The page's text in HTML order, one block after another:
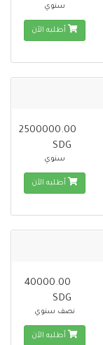
سنوي
أطلبه الآن
2500000.00
SDG
سنوي
أطلبه الآن
40000.00
SDG
نصف سنوي
أطلبه الآن